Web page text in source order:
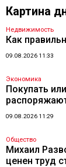
Картина
Недвижимость
Как
09.08.2026 11:33
Экономика
Покупать
09.08.2026 11:29
Общество
Михаил
ценен труд